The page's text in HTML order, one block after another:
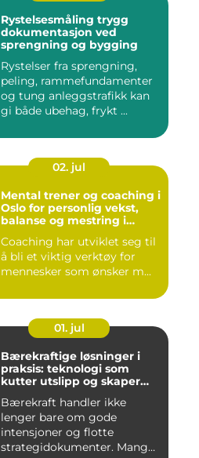
Rystelsesmåling trygg
dokumentasjon ved
sprengning og bygging
Rystelser fra sprengning,
peling, rammefundamenter
og tung anleggstrafikk kan
gi både ubehag, frykt ...
02. jul
Mental trener og coaching i
Oslo for personlig vekst,
balanse og mestring i
Coaching har utviklet seg til
å bli et viktig verktøy for
mennesker som ønsker m...
01. jul
Bærekraftige løsninger i
praksis: teknologi som
kutter utslipp og skaper
Bærekraft handler ikke
lenger bare om gode
intensjoner og flotte
strategidokumenter. Mange